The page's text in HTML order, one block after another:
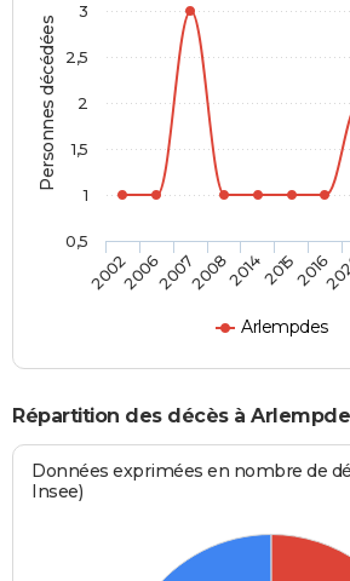
Personnes décédées
Arlempdes
2002200620072008201420152016
0,5
1
1,5
2
2,5
3
Répartition des décès à
Données exprimées en nombre de
Insee)